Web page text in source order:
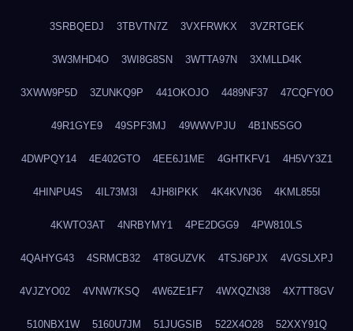
3SRBQEDJ 3TBVTN7Z 3VXFRWKX 3VZRTGEK
3W3MHD4O 3WI8G8SN 3WTTA97N 3XMLLD4K
3XWW9P5D 3ZUNKQ9P 441OKOJO 4489NF37 47CQFY0O
49R1GYE9 49SPF3MJ 49WWVPJU 4B1N5SGO
4DWPQY14 4E402GTO 4EE6J1ME 4GHTKFV1 4H5VY3Z1
4HINPU4S 4IL73M3I 4JH8IPKK 4K4KVN36 4KML855I
4KWTO3AT 4NRBYMY1 4PE2DGG9 4PW810LS
4QAHYG43 4SRMCB32 4T8GUZVK 4TSJ6PJX 4VGSLXPJ
4VJZYO02 4VNW7KSQ 4W6ZE1F7 4WXQZN38 4X7TT8GV
510NBX1W 5160U7JM 51JUGSIB 522X4O28 52XXY91Q